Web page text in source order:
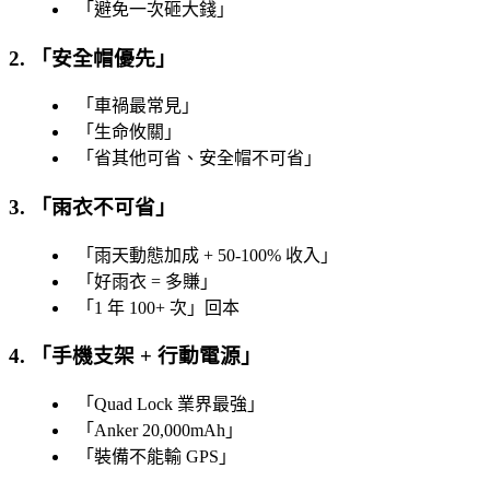
「 避免一次砸大錢 」
2. 「安全帽優先 」
「 車禍最常見 」
「 生命攸關 」
「 省其他可省、安全帽不可省 」
3. 「 雨衣不可省 」
「 雨天動態加成 + 50-100% 收入 」
「 好雨衣 = 多賺 」
「 1 年 100+ 次 」回本
4. 「 手機支架 + 行動電源 」
「 Quad Lock 業界最強 」
「 Anker 20,000mAh 」
「 裝備不能輸 GPS 」